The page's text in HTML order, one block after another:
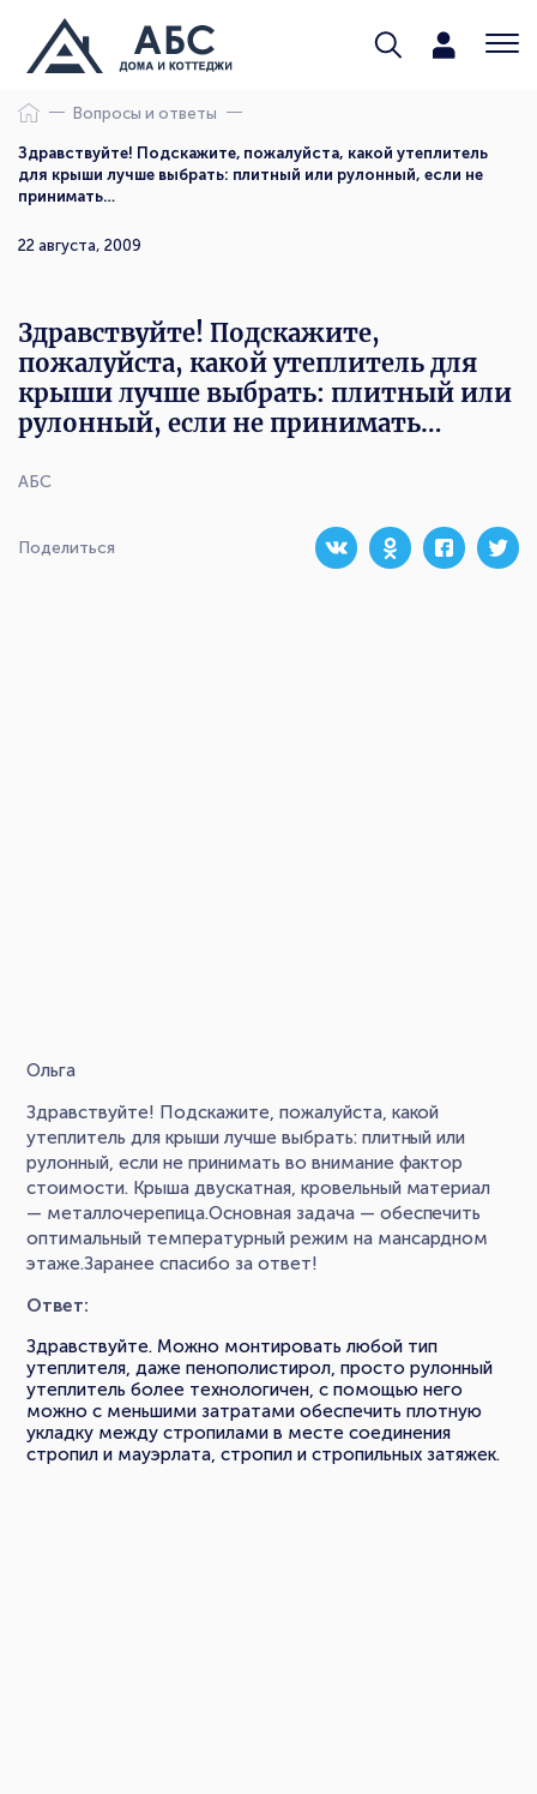
Вопросы и ответы
Здравствуйте! Подскажите, пожалуйста, какой утеплитель
для крыши лучше выбрать: плитный или рулонный, если не
принимать…
АБС
22 августа, 2009
Здравствуйте! Подскажите,
пожалуйста, какой утеплитель для
крыши лучше выбрать: плитный или
рулонный, если не принимать…
Поделиться
Ольга
Здравствуйте! Подскажите, пожалуйста, какой
утеплитель для крыши лучше выбрать: плитный или
рулонный, если не принимать во внимание фактор
стоимости. Крыша двускатная, кровельный материал
— металлочерепица.Основная задача — обеспечить
оптимальный температурный режим на мансардном
этаже.Заранее спасибо за ответ!
Ответ:
Здравствуйте. Можно монтировать любой тип
утеплителя, даже пенополистирол, просто рулонный
утеплитель более технологичен, с помощью него
можно с меньшими затратами обеспечить плотную
укладку между стропилами в месте соединения
стропил и мауэрлата, стропил и стропильных затяжек.